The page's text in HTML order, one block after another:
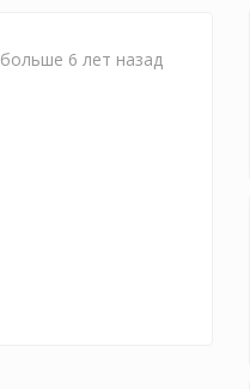
больше 6 лет назад